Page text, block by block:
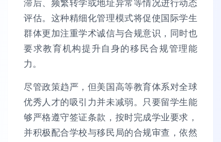
滞后、频繁转学或地址异常等情况进行动态
评估。这种精细化管理模式将促使国际学生
群体更加注重学术诚信与合规意识，同时也
要求教育机构提升自身的移民合规管理能
力。
尽管政策趋严，但美国高等教育体系对全球
优秀人才的吸引力并未减弱。只要留学生能
够严格遵守签证条款，按时完成学业要求，
并积极配合学校与移民局的合规审查，依然